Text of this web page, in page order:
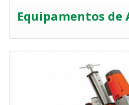
Equipamentos de